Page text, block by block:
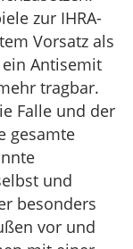
zur IHRA-
Vorsatz als
Antisemit
tragbar.
Falle und der
gesamte
und
besonders
vor und